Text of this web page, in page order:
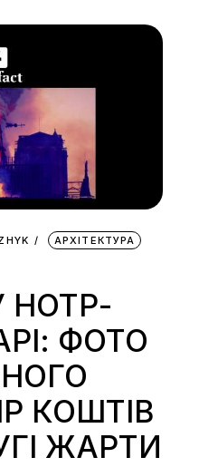
АРХІТЕКТУРА
ФОТО
КОШТІВ
ЖАРТИ